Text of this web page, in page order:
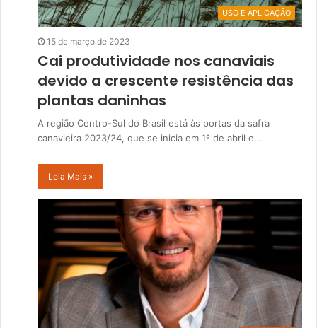
USO E APLICAÇÃO
15 de março de 2023
Cai produtividade nos canaviais
devido a crescente resistência das
plantas daninhas
A região Centro-Sul do Brasil está às portas da safra
canavieira 2023/24, que se inicia em 1º de abril e…
Leia Mais »